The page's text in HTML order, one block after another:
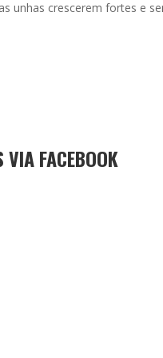
unhas crescerem fortes e
VIA FACEBOOK